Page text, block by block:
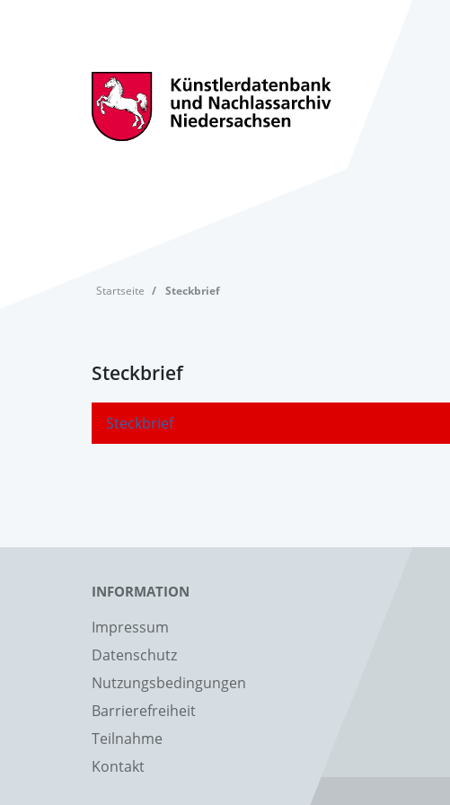
Startseite Steckbrief
Steckbrief
Steckbrief
INFORMATION
Impressum
Datenschutz
Nutzungsbedingungen
Barrierefreiheit
Teilnahme
Kontakt